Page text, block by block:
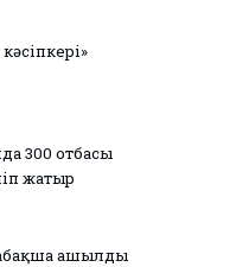
300 отбасы
жатыр
ашылды